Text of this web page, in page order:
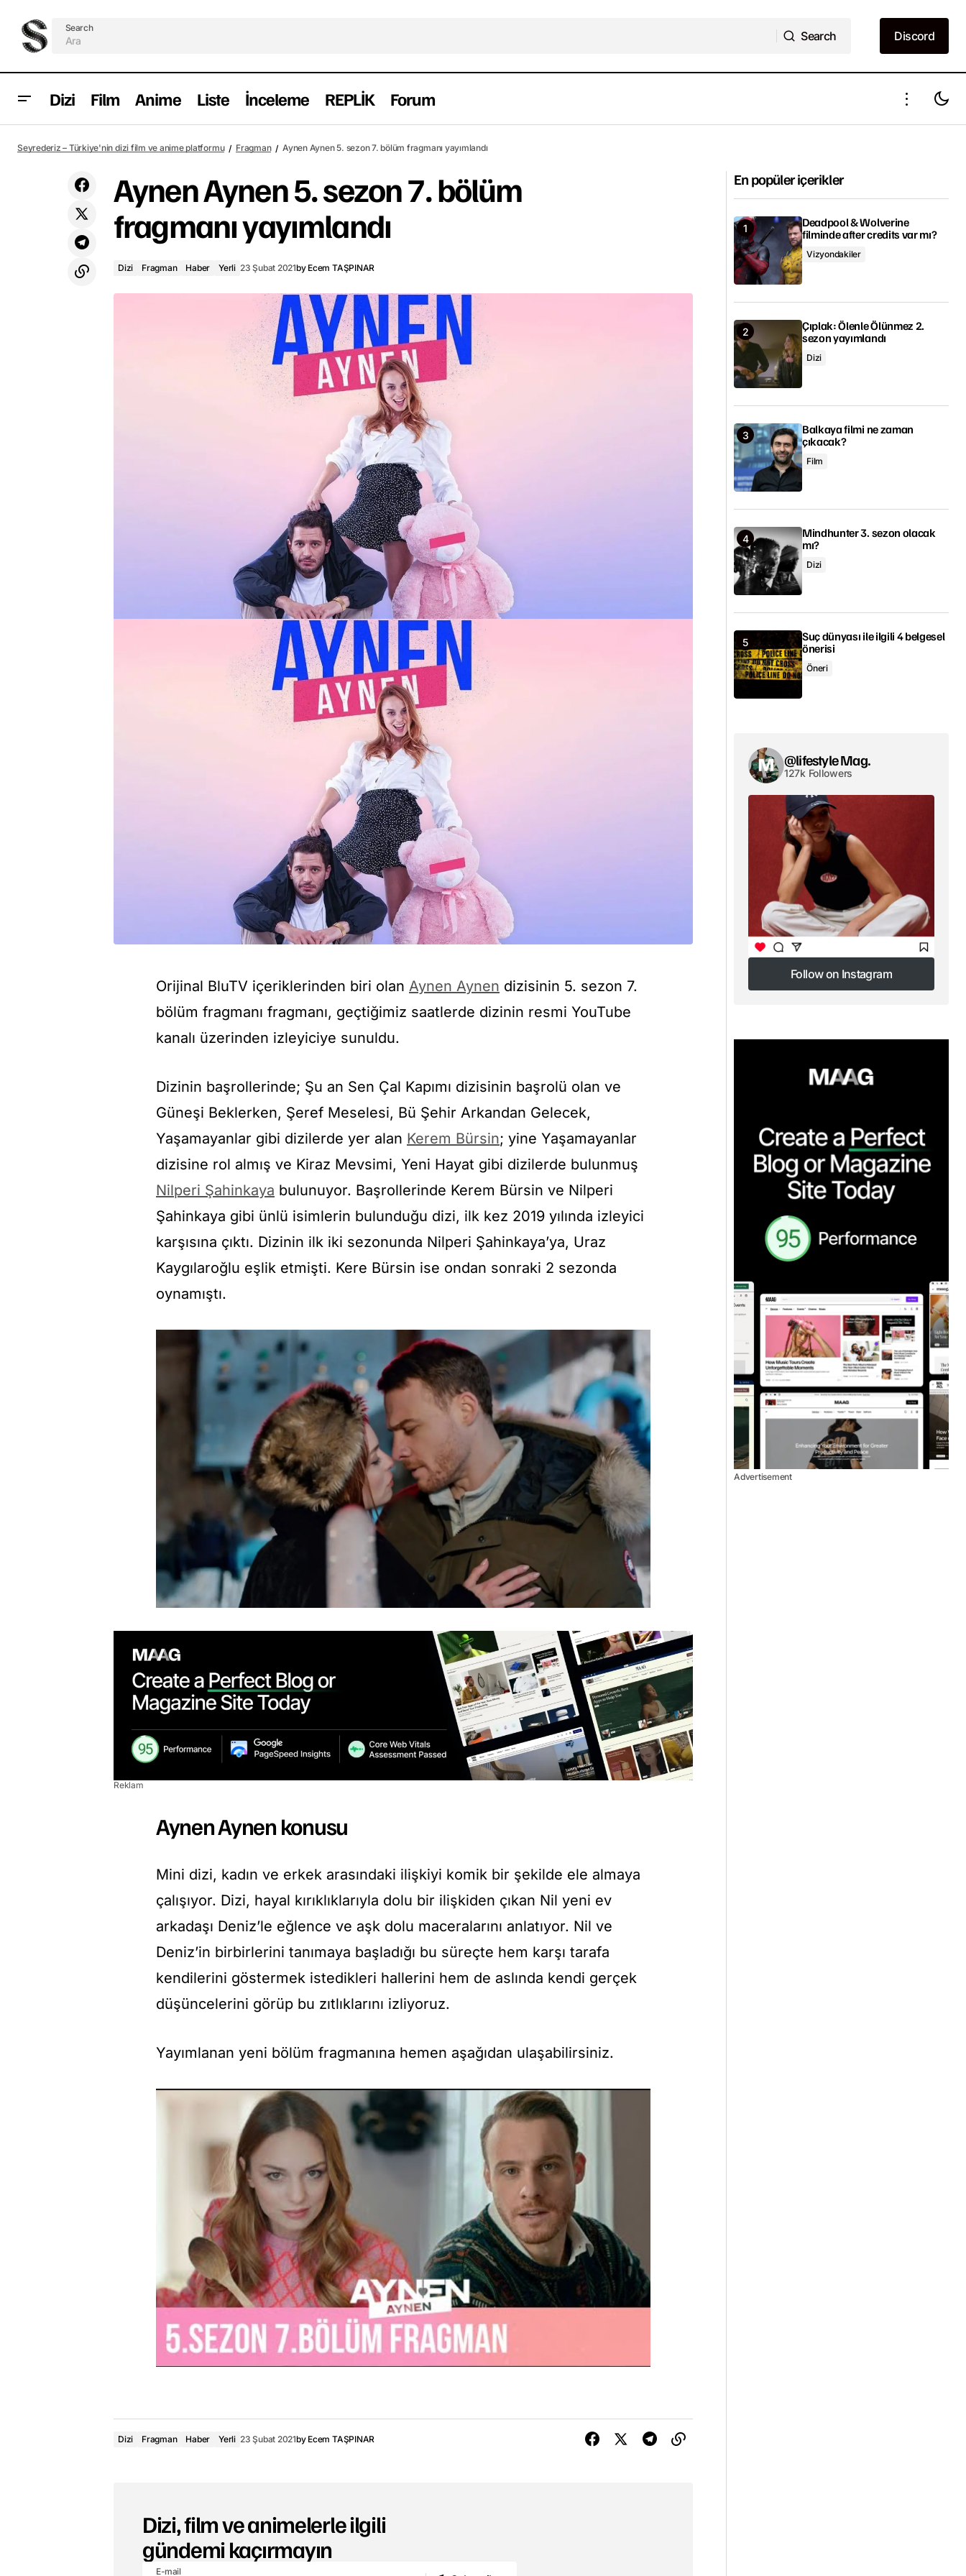
Search
Search
Discord
Discord
Dizi Film Anime Liste İnceleme REPLİK Forum
bilinmeyen bir karakter eklendi
Dizi Fragman Haber Yerli Aynen Aynen 5. sezon 7. bölüm fragmanı yayımlandı
Seyrederiz – Türkiye'nin dizi film ve anime platformu Fragman Aynen Aynen 5. sezon 7. bölüm fragmanı yayımlandı
Aynen Aynen 5. sezon 7. bölüm
fragmanı yayımlandı
Dizi Fragman Haber Yerli 23 Şubat 2021by Ecem TAŞPINAR
Orijinal BluTV içeriklerinden biri olan Aynen Aynen dizisinin 5. sezon 7.
bölüm fragmanı fragmanı, geçtiğimiz saatlerde dizinin resmi YouTube
kanalı üzerinden izleyiciye sunuldu.
Dizinin başrollerinde; Şu an Sen Çal Kapımı dizisinin başrolü olan ve
Güneşi Beklerken, Şeref Meselesi, Bü Şehir Arkandan Gelecek,
Yaşamayanlar gibi dizilerde yer alan Kerem Bürsin; yine Yaşamayanlar
dizisine rol almış ve Kiraz Mevsimi, Yeni Hayat gibi dizilerde bulunmuş
Nilperi Şahinkaya bulunuyor. Başrollerinde Kerem Bürsin ve Nilperi
Şahinkaya gibi ünlü isimlerin bulunduğu dizi, ilk kez 2019 yılında izleyici
karşısına çıktı. Dizinin ilk iki sezonunda Nilperi Şahinkaya’ya, Uraz
Kaygılaroğlu eşlik etmişti. Kere Bürsin ise ondan sonraki 2 sezonda
oynamıştı.
Reklam
Aynen Aynen konusu
Mini dizi, kadın ve erkek arasındaki ilişkiyi komik bir şekilde ele almaya
çalışıyor. Dizi, hayal kırıklıklarıyla dolu bir ilişkiden çıkan Nil yeni ev
arkadaşı Deniz’le eğlence ve aşk dolu maceralarını anlatıyor. Nil ve
Deniz’in birbirlerini tanımaya başladığı bu süreçte hem karşı tarafa
kendilerini göstermek istedikleri hallerini hem de aslında kendi gerçek
düşüncelerini görüp bu zıtlıklarını izliyoruz.
Yayımlanan yeni bölüm fragmanına hemen aşağıdan ulaşabilirsiniz.
Dizi Fragman Haber Yerli 23 Şubat 2021by Ecem TAŞPINAR
Dizi, film ve animelerle ilgili
gündemi kaçırmayın
E-mail
En popüler içerikler
Deadpool & Wolverine
filminde after credits var mı?
Vizyondakiler
Çıplak: Ölenle Ölünmez 2.
sezon yayımlandı
Dizi
Balkaya filmi ne zaman
çıkacak?
Film
Mindhunter 3. sezon olacak
mı?
Dizi
Suç dünyası ile ilgili 4 belgesel
önerisi
Öneri
@lifestyle Mag.
127k Followers
Follow on Instagram
Follow on Instagram
Advertisement